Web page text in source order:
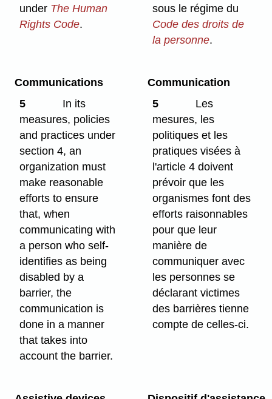
under The Human
Rights Code.
sous le régime du
Code des droits de
la personne.
Communications
5
In its
measures, policies
and practices under
section 4, an
organization must
make reasonable
efforts to ensure
that, when
communicating with
a person who self-
identifies as being
disabled by a
barrier, the
communication is
done in a manner
that takes into
account the barrier.
Communication
5
Les
mesures, les
politiques et les
pratiques visées à
l'article 4 doivent
prévoir que les
organismes font des
efforts raisonnables
pour que leur
manière de
communiquer avec
les personnes se
déclarant victimes
des barrières tienne
compte de celles-ci.